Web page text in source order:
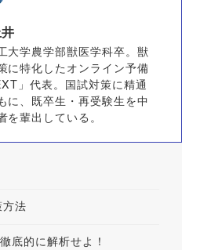
大学農学部獣医学科卒。獣
に特化したオンライン予備
」代表。国試対策に精通
に、既卒生・再受験生を中
輩出している。
法
底的に解析せよ！